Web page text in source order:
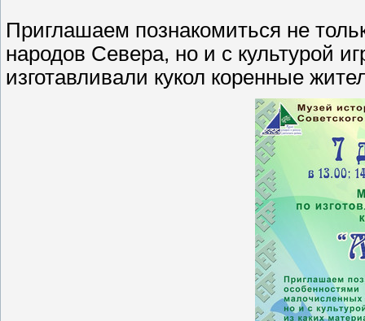
Приглашаем познакомиться не
народов Севера, но и с культурой
изготавливали кукол коренные